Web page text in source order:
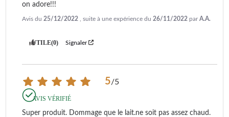
on adore!!!
Avis du 25/12/2022 , suite à une expérience du 26/11/2022 parA.A.
UTILE(0) Signaler
5/5
AVIS VÉRIFIÉ
Super produit. Dommage que le lait.ne soit pas assez chaud.